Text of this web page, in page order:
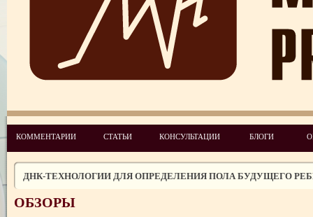
КОММЕНТАРИИ СТАТЬИ КОНСУЛЬТАЦИИ БЛОГИ
НОВЫЕ РЕПРОДУКТИВНЫЕ ТЕХНОЛОГИИ: МИФЫ И
КРИОНИКА И МЕДИЦИНА
ДНК-ТЕХНОЛОГИИ ДЛЯ ОПРЕДЕЛЕНИЯ ПОЛА БУДУЩЕГО
ОБЗОРЫ